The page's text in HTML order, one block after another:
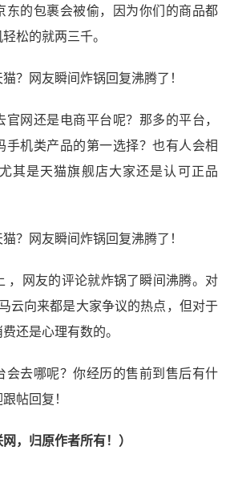
东的包裹会被偷，因为你们的商品都
松的就两三千。
网还是电商平台呢？那多的平台，
手机类产品的第一选择？也有人会相
其是天猫旗舰店大家还是认可正品
，网友的评论就炸锅了瞬间沸腾。对
云向来都是大家争议的热点，但对于
还是心理有数的。
会去哪呢？你经历的售前到售后有什
帖回复！
，归原作者所有！）